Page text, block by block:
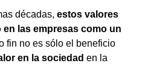
décadas, estos valores
las empresas como un
fin no es sólo el beneficio
en la sociedad en la